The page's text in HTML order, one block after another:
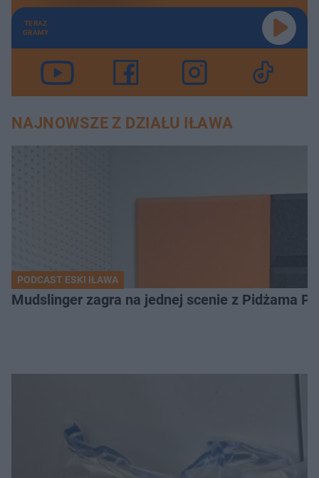
TERAZ
GRAMY
NAJNOWSZE Z DZIAŁU IŁAWA
PODCAST ESKI IŁAWA
Mudslinger zagra na jednej scenie z Pidżama